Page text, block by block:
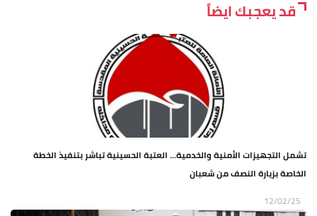
قد يعجبك ايضاً
تشمل التجهيزات الأمنية والخدمية... العتبة الحسينية تباشر بتنفيذ الخطة
الخاصة بزيارة النصف من شعبان
12/02/25